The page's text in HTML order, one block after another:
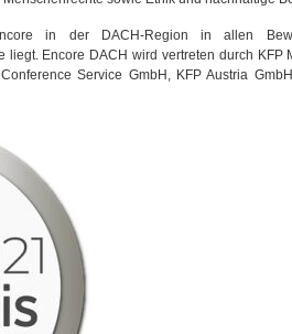
in der DACH-Region in allen
liegt. Encore DACH wird vertreten durch KFP
Service GmbH, KFP Austria